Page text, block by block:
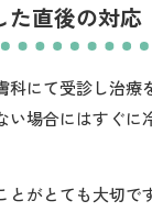
た直後の対応
科にて受診し治療
い場合にはすぐに
とがとても大切で